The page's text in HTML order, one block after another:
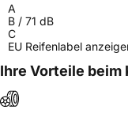
A
B / 71 dB
C
EU Reifenlabel
Ihre Vorteile beim